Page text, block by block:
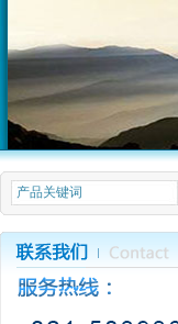
null